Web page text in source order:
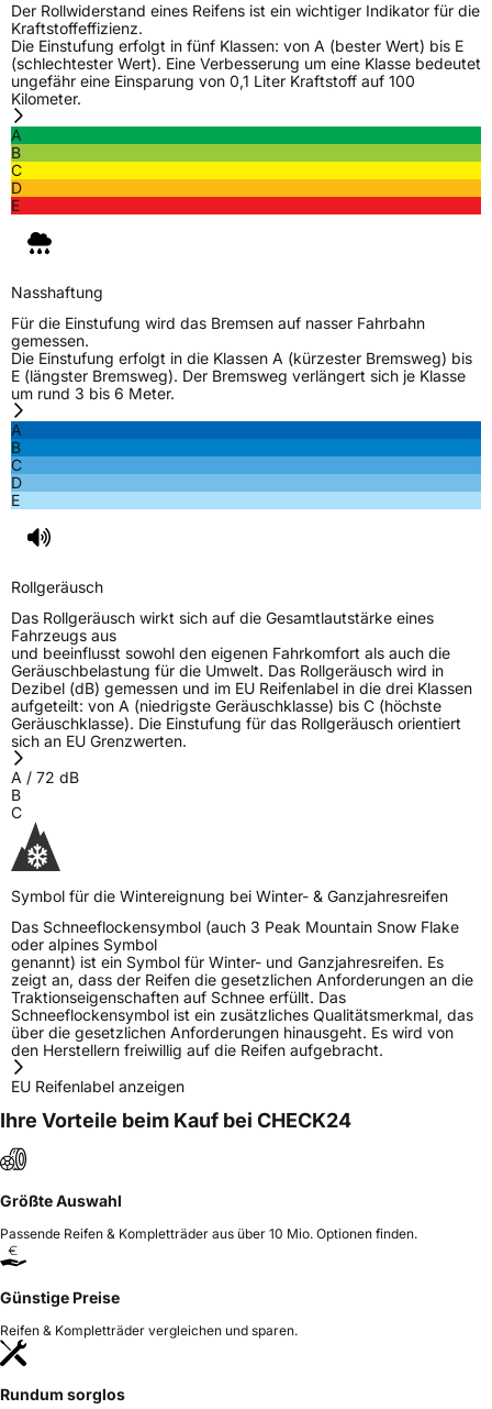
Der Rollwiderstand eines Reifens ist ein wichtiger Indikator für die
Kraftstoffeffizienz.
Die Einstufung erfolgt in fünf Klassen: von A (bester Wert) bis E
(schlechtester Wert). Eine Verbesserung um eine Klasse bedeutet
ungefähr eine Einsparung von 0,1 Liter Kraftstoff auf 100
Kilometer.
A
B
C
D
E
Nasshaftung
Für die Einstufung wird das Bremsen auf nasser Fahrbahn
gemessen.
Die Einstufung erfolgt in die Klassen A (kürzester Bremsweg) bis
E (längster Bremsweg). Der Bremsweg verlängert sich je Klasse
um rund 3 bis 6 Meter.
A
B
C
D
E
Rollgeräusch
Das Rollgeräusch wirkt sich auf die Gesamtlautstärke eines
Fahrzeugs aus
und beeinflusst sowohl den eigenen Fahrkomfort als auch die
Geräuschbelastung für die Umwelt. Das Rollgeräusch wird in
Dezibel (dB) gemessen und im EU Reifenlabel in die drei Klassen
aufgeteilt: von A (niedrigste Geräuschklasse) bis C (höchste
Geräuschklasse). Die Einstufung für das Rollgeräusch orientiert
sich an EU Grenzwerten.
A / 72 dB
B
C
Symbol für die Wintereignung bei Winter- & Ganzjahresreifen
Das Schneeflockensymbol (auch 3 Peak Mountain Snow Flake
oder alpines Symbol
genannt) ist ein Symbol für Winter- und Ganzjahresreifen. Es
zeigt an, dass der Reifen die gesetzlichen Anforderungen an die
Traktionseigenschaften auf Schnee erfüllt. Das
Schneeflockensymbol ist ein zusätzliches Qualitätsmerkmal, das
über die gesetzlichen Anforderungen hinausgeht. Es wird von
den Herstellern freiwillig auf die Reifen aufgebracht.
EU Reifenlabel anzeigen
Ihre Vorteile beim Kauf bei CHECK24
Größte Auswahl
Passende Reifen & Kompletträder aus über 10 Mio. Optionen finden.
Günstige Preise
Reifen & Kompletträder vergleichen und sparen.
Rundum sorglos